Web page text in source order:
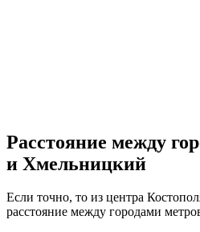
Расстояние между
и Хмельницкий
Если точно, то из центра
расстояние между городами